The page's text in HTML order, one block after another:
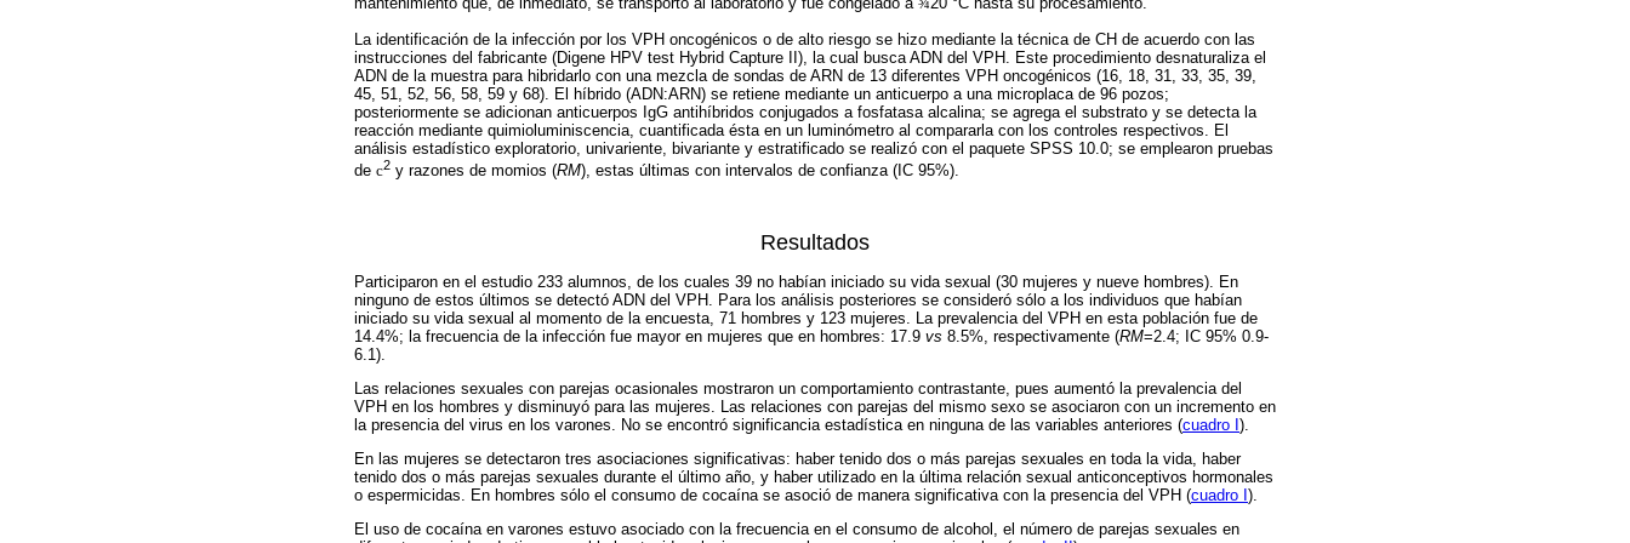
La identificación de la infección por los VPH oncogénicos o de alto riesgo se hizo mediante la técnica de CH de acuerdo con las
instrucciones del fabricante (Digene HPV test Hybrid Capture II), la cual busca ADN del VPH. Este procedimiento desnaturaliza el
ADN de la muestra para hibridarlo con una mezcla de sondas de ARN de 13 diferentes VPH oncogénicos (16, 18, 31, 33, 35, 39,
45, 51, 52, 56, 58, 59 y 68). El híbrido (ADN:ARN) se retiene mediante un anticuerpo a una microplaca de 96 pozos;
posteriormente se adicionan anticuerpos IgG antihíbridos conjugados a fosfatasa alcalina; se agrega el substrato y se detecta la
reacción mediante quimioluminiscencia, cuantificada ésta en un luminómetro al compararla con los controles respectivos. El
análisis estadístico exploratorio, univariente, bivariante y estratificado se realizó con el paquete SPSS 10.0; se emplearon pruebas
de c2 y razones de momios (RM), estas últimas con intervalos de confianza (IC 95%).
Resultados
Participaron en el estudio 233 alumnos, de los cuales 39 no habían iniciado su vida sexual (30 mujeres y nueve hombres). En
ninguno de estos últimos se detectó ADN del VPH. Para los análisis posteriores se consideró sólo a los individuos que habían
iniciado su vida sexual al momento de la encuesta, 71 hombres y 123 mujeres. La prevalencia del VPH en esta población fue de
14.4%; la frecuencia de la infección fue mayor en mujeres que en hombres: 17.9 vs 8.5%, respectivamente (RM=2.4; IC 95% 0.9-
6.1).
Las relaciones sexuales con parejas ocasionales mostraron un comportamiento contrastante, pues aumentó la prevalencia del
VPH en los hombres y disminuyó para las mujeres. Las relaciones con parejas del mismo sexo se asociaron con un incremento en
la presencia del virus en los varones. No se encontró significancia estadística en ninguna de las variables anteriores (cuadro I).
En las mujeres se detectaron tres asociaciones significativas: haber tenido dos o más parejas sexuales en toda la vida, haber
tenido dos o más parejas sexuales durante el último año, y haber utilizado en la última relación sexual anticonceptivos hormonales
o espermicidas. En hombres sólo el consumo de cocaína se asoció de manera significativa con la presencia del VPH (cuadro I ).
El uso de cocaína en varones estuvo asociado con la frecuencia en el consumo de alcohol, el número de parejas sexuales en